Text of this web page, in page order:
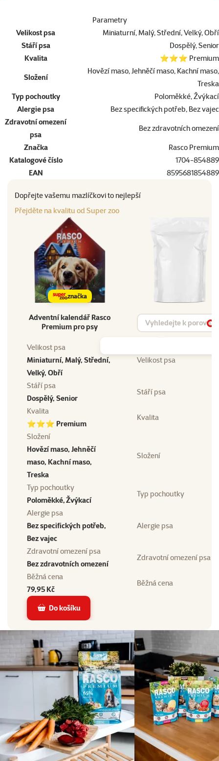
Parametry
Velikost psa
Miniaturní, Malý, Střední, Velký, Obří
Stáří psa
Dospělý, Senior
Kvalita
⭐⭐⭐ Premium
Složení
Hovězí maso, Jehněčí maso, Kachní maso,
Treska
Typ pochoutky
Poloměkké, Žvýkací
Alergie psa
Bez specifických potřeb, Bez vajec
Zdravotní omezení
psa
Bez zdravotních omezení
Značka
Rasco Premium
Katalogové číslo
1704-854889
EAN
8595681854889
Dopřejte vašemu mazlíčkovi to nejlepší
Přejděte na kvalitu od Super zoo
značka
Adventní kalendář Rasco
Premium pro psy
Vyhledat produkt
Velikost psa
Miniaturní, Malý, Střední,
Velký, Obří
Velikost psa
Stáří psa
Dospělý, Senior
Stáří psa
Kvalita
⭐⭐⭐ Premium
Kvalita
Složení
Hovězí maso, Jehněčí
maso, Kachní maso,
Treska
Složení
Typ pochoutky
Poloměkké, Žvýkací
Typ pochoutky
Alergie psa
Bez specifických potřeb,
Bez vajec
Alergie psa
Zdravotní omezení psa
Bez zdravotních omezení
Zdravotní omezení psa
Běžná cena
79,95 Kč
Běžná cena
Do košíku